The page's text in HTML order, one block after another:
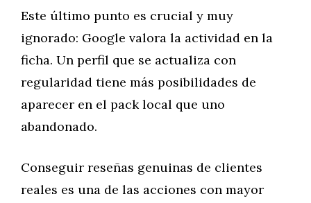
Este último punto es crucial y muy
ignorado: Google valora la actividad en la
ficha. Un perfil que se actualiza con
regularidad tiene más posibilidades de
aparecer en el pack local que uno
abandonado.
Conseguir reseñas genuinas de clientes
reales es una de las acciones con mayor